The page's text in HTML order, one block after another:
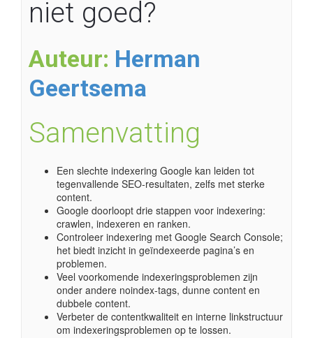
niet goed?
Auteur: Herman
Geertsema
Samenvatting
Een slechte indexering Google kan leiden tot
tegenvallende SEO-resultaten, zelfs met sterke
content.
Google doorloopt drie stappen voor indexering:
crawlen, indexeren en ranken.
Controleer indexering met Google Search Console;
het biedt inzicht in geïndexeerde pagina’s en
problemen.
Veel voorkomende indexeringsproblemen zijn
onder andere noindex-tags, dunne content en
dubbele content.
Verbeter de contentkwaliteit en interne linkstructuur
om indexeringsproblemen op te lossen.